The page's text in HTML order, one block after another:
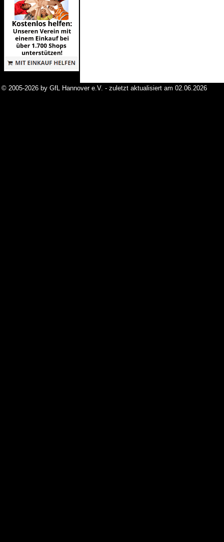
© 2005-2026 by GfL Hannover e.V. - zuletzt aktualisiert am 02.06.2026